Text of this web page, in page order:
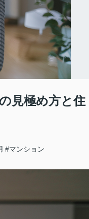
見極め方と住
#マンション